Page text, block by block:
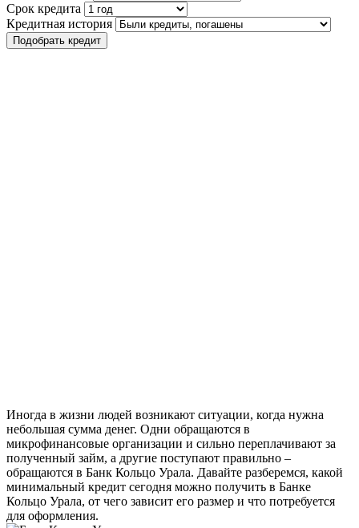
Срок кредита
Кредитная история
Подобрать кредит
Иногда в жизни людей возникают ситуации, когда нужна
небольшая сумма денег. Одни обращаются в
микрофинансовые организации и сильно переплачивают за
полученный займ, а другие поступают правильно –
обращаются в Банк Кольцо Урала. Давайте разберемся, какой
минимальный кредит сегодня можно получить в Банке
Кольцо Урала, от чего зависит его размер и что потребуется
для оформления.